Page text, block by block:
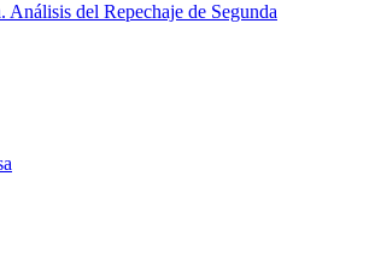
del Repechaje de Segunda